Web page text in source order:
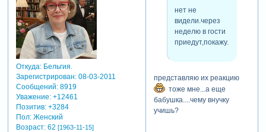
Откуда:Бельгия.
Зарегистрирован: 08-03-2011
Сообщений:8919
Уважение: +12461
Позитив: +3284
Пол:Женский
Возраст:62 [1963-11-15]
нет не
видели.через
неделю в гости
приедут,покажу.
представляю их реакцию
тоже мне...а еще
бабушка....чему внучку
учишь?